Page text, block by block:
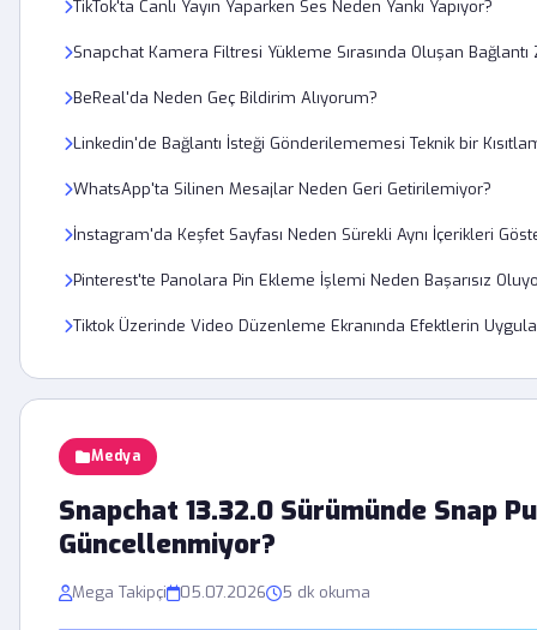
Medya
Snapchat 13.32.0 Sürümünde Snap
Güncellenmiyor?
Mega Takipçi 05.07.2026 5 dk okuma
TikTok'ta Canlı Yayın Yaparken Ses Neden Yankı Yapıyor?
Snapchat Kamera Filtresi Yükleme Sırasında Oluşan Bağlantı
BeReal'da Neden Geç Bildirim Alıyorum?
Linkedin'de Bağlantı İsteği Gönderilememesi Teknik bir
WhatsApp'ta Silinen Mesajlar Neden Geri Getirilemiyor?
İnstagram'da Keşfet Sayfası Neden Sürekli Aynı İçerikleri
Pinterest'te Panolara Pin Ekleme İşlemi Neden Başarısız
Tiktok Üzerinde Video Düzenleme Ekranında Efektlerin